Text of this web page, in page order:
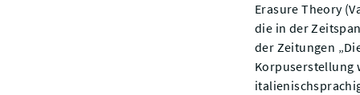
Erasure Theory
die in der
der Zeitungen
Korpuserstellung